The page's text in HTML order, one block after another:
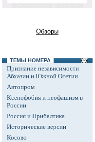
Обзоры
ТЕМЫ НОМЕРА
Признание независимости
Абхазии и Южной Осетии
Автопром
Ксенофобия и неофашизм в
России
Россия и Прибалтика
Исторические версии
Косово